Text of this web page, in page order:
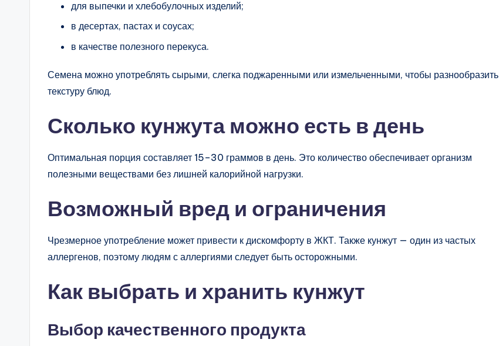
для выпечки и хлебобулочных изделий;
в десертах, пастах и соусах;
в качестве полезного перекуса.
Семена можно употреблять сырыми, слегка поджаренными или измельченными, чтобы разнообразить
текстуру блюд.
Сколько кунжута можно есть в день
Оптимальная порция составляет 15–30 граммов в день. Это количество обеспечивает организм
полезными веществами без лишней калорийной нагрузки.
Возможный вред и ограничения
Чрезмерное употребление может привести к дискомфорту в ЖКТ. Также кунжут — один из частых
аллергенов, поэтому людям с аллергиями следует быть осторожными.
Как выбрать и хранить кунжут
Выбор качественного продукта